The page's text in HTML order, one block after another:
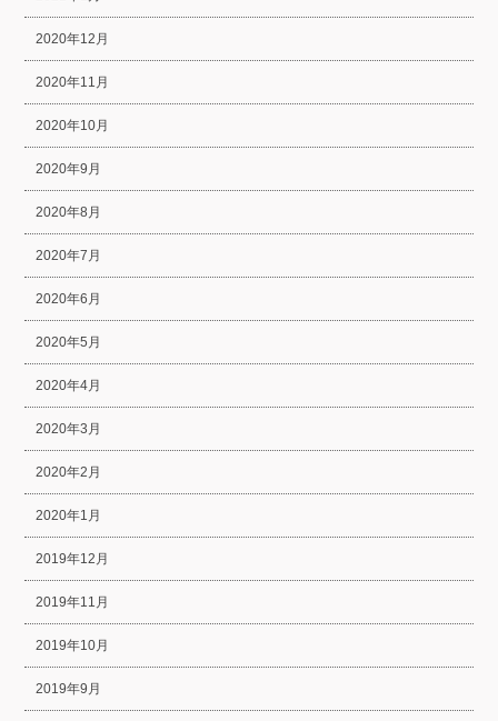
2020年12月
2020年11月
2020年10月
2020年9月
2020年8月
2020年7月
2020年6月
2020年5月
2020年4月
2020年3月
2020年2月
2020年1月
2019年12月
2019年11月
2019年10月
2019年9月